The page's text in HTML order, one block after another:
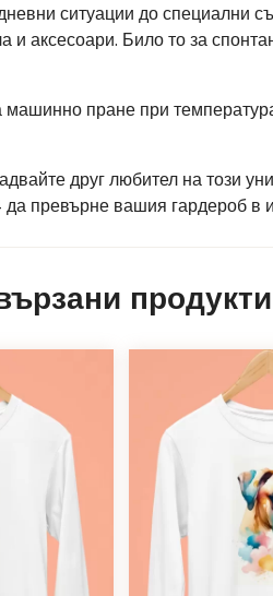
ситуации до специални
и аксесоари. Било то за
пране при
друг любител на този
превърне вашия гардероб в
продукти